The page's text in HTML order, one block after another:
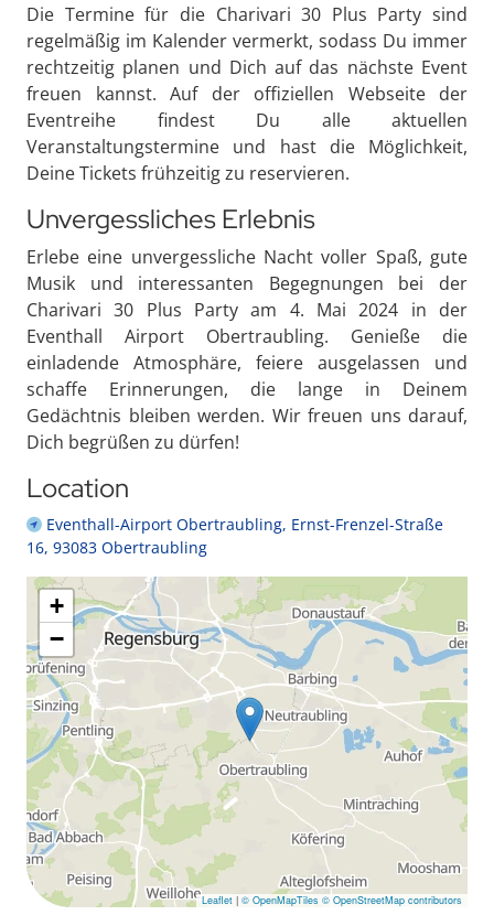
Die Termine für die Charivari 30 Plus Party sind
regelmäßig im Kalender vermerkt, sodass Du immer
rechtzeitig planen und Dich auf das nächste Event
freuen kannst. Auf der offiziellen Webseite der
Eventreihe findest Du alle aktuellen
Veranstaltungstermine und hast die Möglichkeit,
Deine Tickets frühzeitig zu reservieren.
Unvergessliches Erlebnis
Erlebe eine unvergessliche Nacht voller Spaß, gute
Musik und interessanten Begegnungen bei der
Charivari 30 Plus Party am 4. Mai 2024 in der
Eventhall Airport Obertraubling. Genieße die
einladende Atmosphäre, feiere ausgelassen und
schaffe Erinnerungen, die lange in Deinem
Gedächtnis bleiben werden. Wir freuen uns darauf,
Dich begrüßen zu dürfen!
Location
Eventhall-Airport Obertraubling, Ernst-Frenzel-Straße
16, 93083 Obertraubling
+
−
Leaflet | © OpenMapTiles © OpenStreetMap contributors